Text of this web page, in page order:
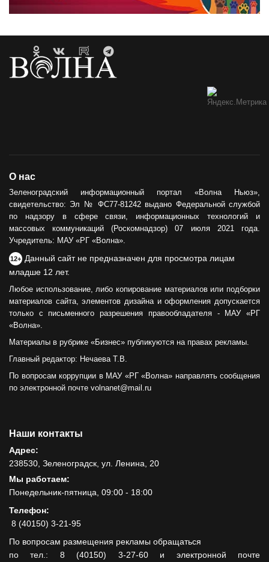
О нас
Зеленоградский информационный портал «Волна Ньюз»,
свидетельство: Эл № ФС77-81242 выдано Федеральной службой
по надзору в сфере связи, информационных технологий и
массовых коммуникаций (Роскомнадзор) 07 июля 2021 года.
Учредитель: МАУ «РГ «Волна».
12+ Данный сайт не предназначен для просмотра лицам
младше 12 лет.
Любое использование, либо копирование материалов или подборки
материалов сайта, элементов дизайна и оформления допускается
только с письменного разрешения правообладателя - МАУ «РГ
«Волна».
Материалы в рубрике «Бизнес» публикуются на правах рекламы.
Главный редактор: Нечаева Т.В.
По вопросам коррупции в МАУ «РГ «Волна» направлять сообщения
по электронной почте volnanet@mail.ru
Наши контакты
Адрес:
238530, Зеленоградск, ул. Ленина, 20
Мы работаем:
Понедельник-пятница, 09:00 - 18:00
Телефон:
8 (40150) 3-21-95
По вопросам размещения рекламы обращаться
по тел.: 8 (40150) 3-27-60 и электронной почте